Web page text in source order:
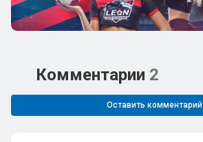
Комментарии 2
Оставить комментарий